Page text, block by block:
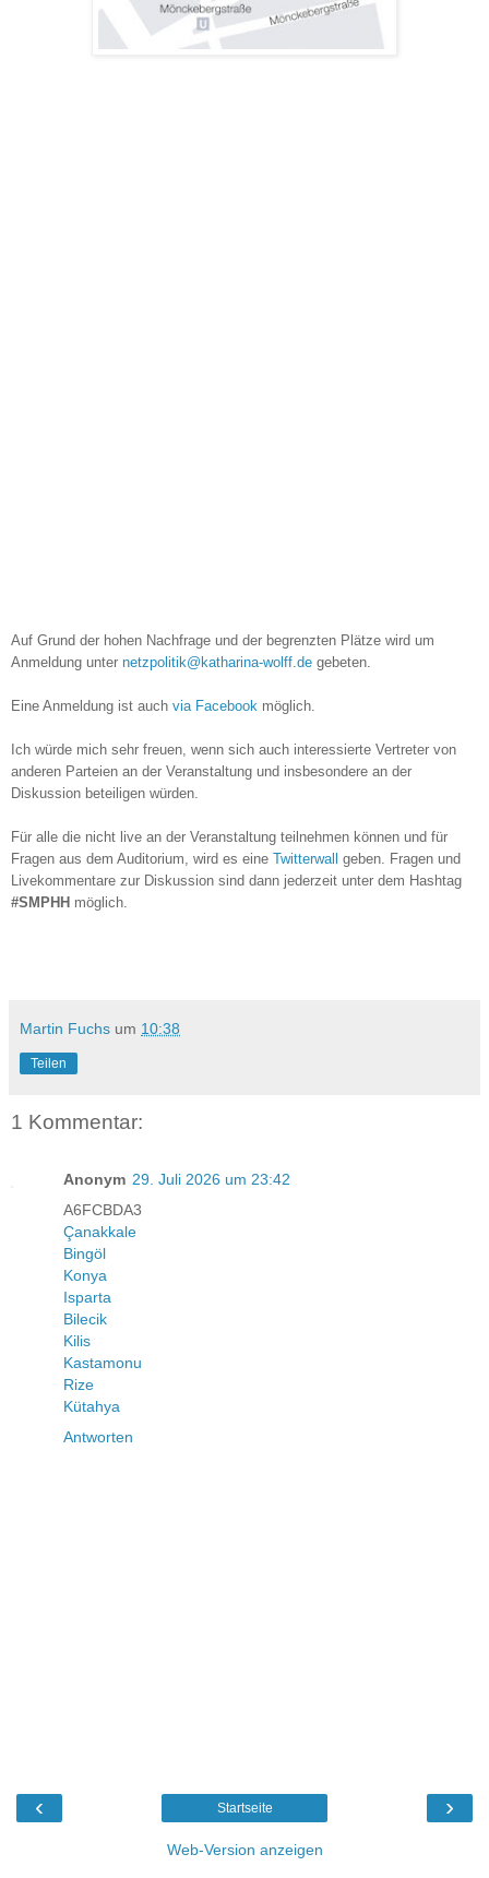
Auf Grund der hohen Nachfrage und der begrenzten Plätze wird um
Anmeldung unter netzpolitik@katharina-wolff.de gebeten.
Eine Anmeldung ist auch via Facebook möglich.
Ich würde mich sehr freuen, wenn sich auch interessierte Vertreter von
anderen Parteien an der Veranstaltung und insbesondere an der
Diskussion beteiligen würden.
Für alle die nicht live an der Veranstaltung teilnehmen können und für
Fragen aus dem Auditorium, wird es eine Twitterwall geben. Fragen und
Livekommentare zur Diskussion sind dann jederzeit unter dem Hashtag
#SMPHH möglich.
Martin Fuchs um 10:38
Teilen
1 Kommentar:
Anonym 29. Juli 2026 um 23:42
A6FCBDA3
Çanakkale
Bingöl
Konya
Isparta
Bilecik
Kilis
Kastamonu
Rize
Kütahya
Antworten
‹ ›
Startseite
Web-Version anzeigen